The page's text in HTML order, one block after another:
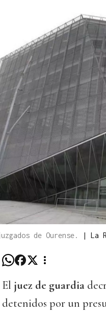
de Ourense. | La
El juez de guardia
detenidos por un